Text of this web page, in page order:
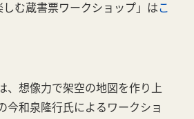
む蔵書票ワークショップ」はこ
、想像力で架空の地図を作り上
今和泉隆行氏によるワークショ